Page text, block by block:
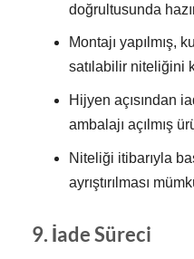
doğrultusunda
Montajı yapılmış,
satılabilir niteliğini
Hijyen açısından
ambalajı açılmış
Niteliği itibarıyla
ayrıştırılması
9. İade Süreci